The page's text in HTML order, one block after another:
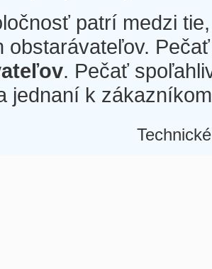
patrí medzi
obstarávateľov.
. Pečať
jednaní k